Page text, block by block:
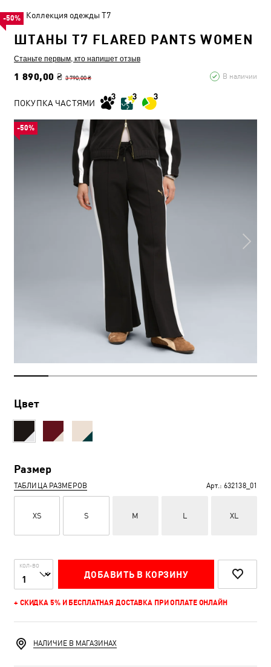
Коллекция одежды T7
ШТАНЫ T7 FLARED PANTS WOMEN
Станьте первым, кто напишет отзыв
1 890,00 ₴ 3 790,00 ₴ В наличии
-50%
ПОКУПКА ЧАСТЯМИ
Цвет
Размер
ТАБЛИЦА РАЗМЕРОВ Арт.: 632138_01
XS S M L XL
КОЛ-ВО
ДОБАВИТЬ В КОРЗИНУ
+ СКИДКА 5% И БЕСПЛАТНАЯ ДОСТАВКА ПРИ ОПЛАТЕ ОНЛАЙН
-50%
НАЛИЧИЕ В МАГАЗИНАХ